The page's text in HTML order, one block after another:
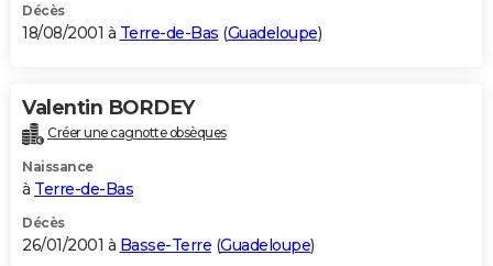
Décès
18/08/2001 à Terre-de-Bas (Guadeloupe)
Valentin BORDEY
Créer une cagnotte obsèques
Naissance
à Terre-de-Bas
Décès
26/01/2001 à Basse-Terre (Guadeloupe)